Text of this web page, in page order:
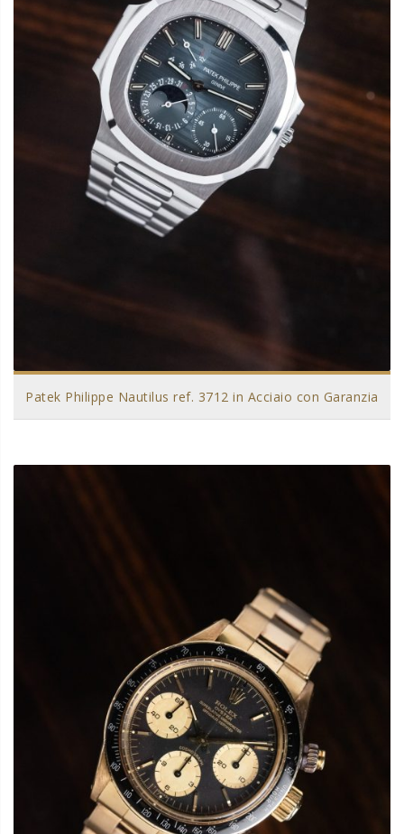
Patek Philippe Nautilus ref. 3712 in Acciaio con Garanzia